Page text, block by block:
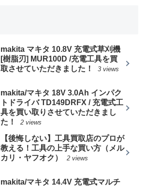
makita マキタ 10.8V 充電式草刈機
[樹脂刃] MUR100D /充電工具を買
取させていただきました！
3 views
makita/マキタ 18V 3.0Ah インパク
トドライバ TD149DRFX / 充電式工
具を買い取りさせていただきまし
た！
2 views
【後悔しない】工具買取店のプロが
教える！工具の上手な買い方（メル
カリ・ヤフオク）
2 views
makita/マキタ 14.4V 充電式マルチ